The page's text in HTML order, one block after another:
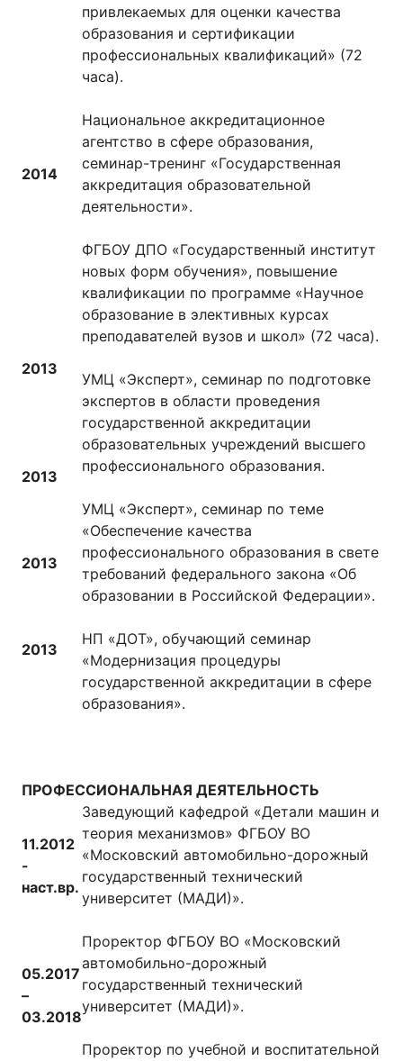
привлекаемых для оценки качества
образования и сертификации
профессиональных квалификаций» (72
часа).
2014
Национальное аккредитационное
агентство в сфере образования,
семинар-тренинг «Государственная
аккредитация образовательной
деятельности».
2013
2013
2013
2013
ФГБОУ ДПО «Государственный институт
новых форм обучения», повышение
квалификации по программе «Научное
образование в элективных курсах
преподавателей вузов и школ» (72 часа).
УМЦ «Эксперт», семинар по подготовке
экспертов в области проведения
государственной аккредитации
образовательных учреждений высшего
профессионального образования.
УМЦ «Эксперт», семинар по теме
«Обеспечение качества
профессионального образования в свете
требований федерального закона «Об
образовании в Российской Федерации».
НП «ДОТ», обучающий семинар
«Модернизация процедуры
государственной аккредитации в сфере
образования».
ПРОФЕССИОНАЛЬНАЯ ДЕЯТЕЛЬНОСТЬ
11.2012
-
наст.вр.
05.2017
–
03.2018
Заведующий кафедрой «Детали машин и
теория механизмов» ФГБОУ ВО
«Московский автомобильно-дорожный
государственный технический
университет (МАДИ)».
Проректор ФГБОУ ВО «Московский
автомобильно-дорожный
государственный технический
университет (МАДИ)».
Проректор по учебной и воспитательной